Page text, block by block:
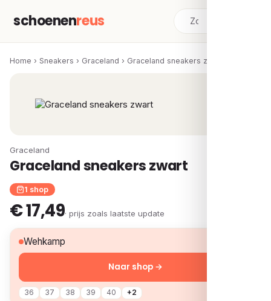
schoenenreus
Home › Sneakers › Graceland › Graceland sneakers zwart
Graceland
Graceland sneakers zwart
1 shop
€ 17,49· prijs zoals laatste update
Wehkamp
36 37 38 39 40 +2
Naar shop →